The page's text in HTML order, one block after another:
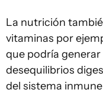
La nutrición
vitaminas por
que podría
desequilibrios
del sistema